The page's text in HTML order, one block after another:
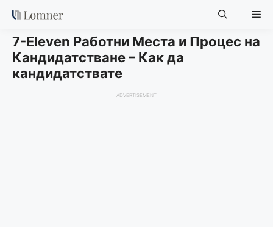
content
7-Eleven Работни Места и Процес на
Кандидатстване – Как да
кандидатствате
ADVERTISEMENT